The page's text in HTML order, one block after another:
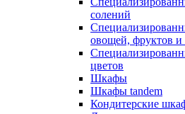
солений
овощей, фруктов и
цветов
Шкафы
Шкафы tandem
Кондитерские